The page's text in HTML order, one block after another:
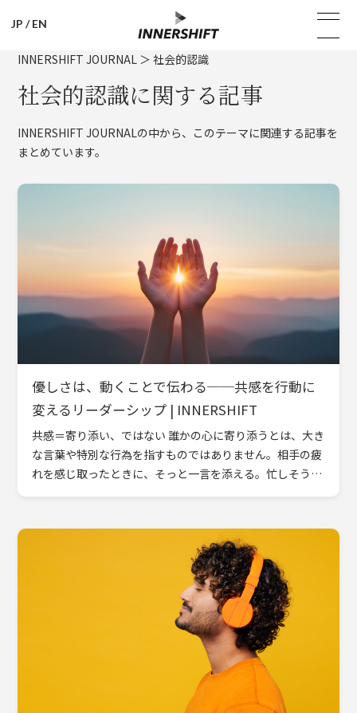
JP /EN
INNERSHIFT JOURNAL ＞ 社会的認識
社会的認識に関する記事
INNERSHIFT JOURNALの中から、このテーマに関連する記事を
まとめています。
優しさは、動くことで伝わる──共感を行動に
変えるリーダーシップ | INNERSHIFT
共感＝寄り添い、ではない 誰かの心に寄り添うとは、大き
な言葉や特別な行為を指すものではありません。相手の疲
れを感じ取ったときに、そっと一言を添える。忙しそうな